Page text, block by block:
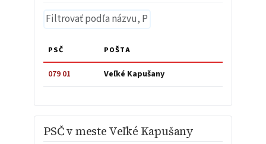
PSČ POŠTA
079 01 Veľké Kapušany
PSČ v meste Veľké Kapušany